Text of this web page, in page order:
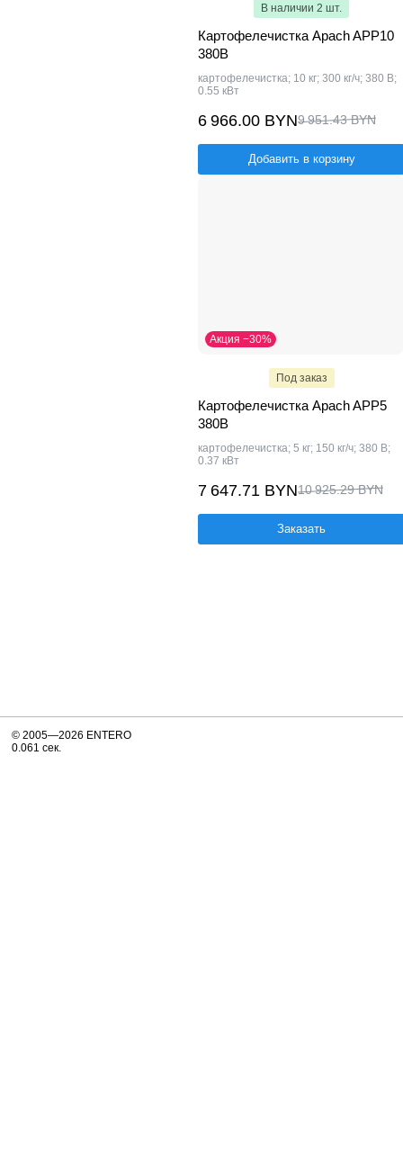
В наличии 2 шт.
Картофелечистка Apach APP10
380В
картофелечистка; 10 кг; 300 кг/ч; 380 В;
0.55 кВт
6 966.00 BYN9 951.43 BYN
Добавить в корзину
Акция −30%
Под заказ
Картофелечистка Apach APP5
380В
картофелечистка; 5 кг; 150 кг/ч; 380 В;
0.37 кВт
7 647.71 BYN10 925.29 BYN
Заказать
© 2005—2026 ENTERO
0.061 сек.